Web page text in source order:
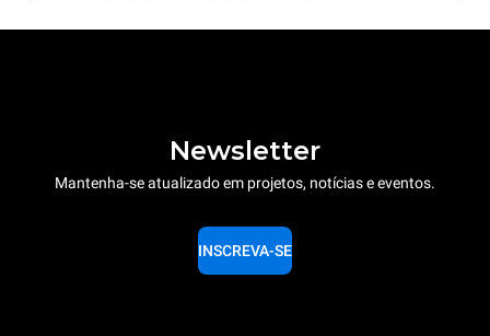
Newsletter
Mantenha-se atualizado em projetos, notícias e eventos.
INSCREVA-SE